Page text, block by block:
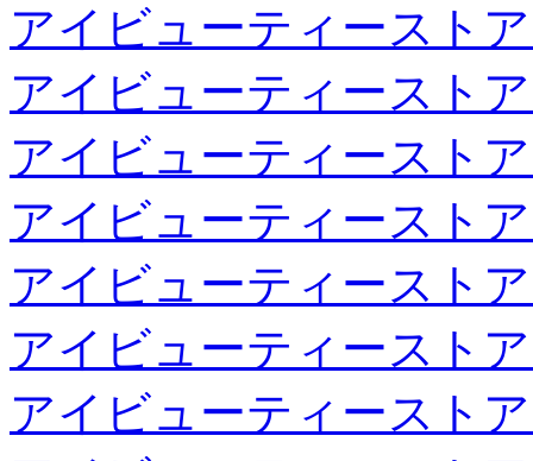
アイビューティースト
アイビューティースト
アイビューティースト
アイビューティースト
アイビューティースト
アイビューティースト
アイビューティースト